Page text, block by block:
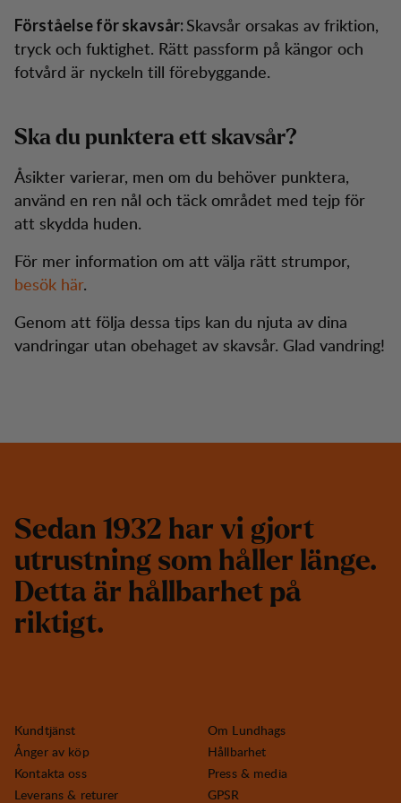
Förståelse för skavsår:Skavsår orsakas av friktion,
tryck och fuktighet. Rätt passform på kängor och
fotvård är nyckeln till förebyggande.
Ska du punktera ett skavsår?
Åsikter varierar, men om du behöver punktera,
använd en ren nål och täck området med tejp för
att skydda huden.
För mer information om att välja rätt strumpor,
besök här.
Genom att följa dessa tips kan du njuta av dina
vandringar utan obehaget av skavsår. Glad vandring!
Sedan 1932 har vi gjort
utrustning som håller länge.
Detta är hållbarhet på
riktigt.
Kundtjänst
Ånger av köp
Kontakta oss
Leverans & returer
Om Lundhags
Hållbarhet
Press & media
GPSR